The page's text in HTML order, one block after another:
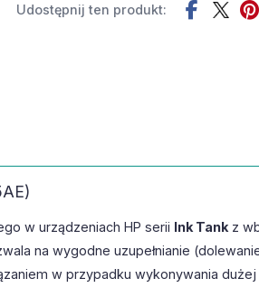
Udostępnij ten produkt:
w urządzeniach HP serii Ink Tankz
na wygodne uzupełnianie
w przypadku wykonywania dużej